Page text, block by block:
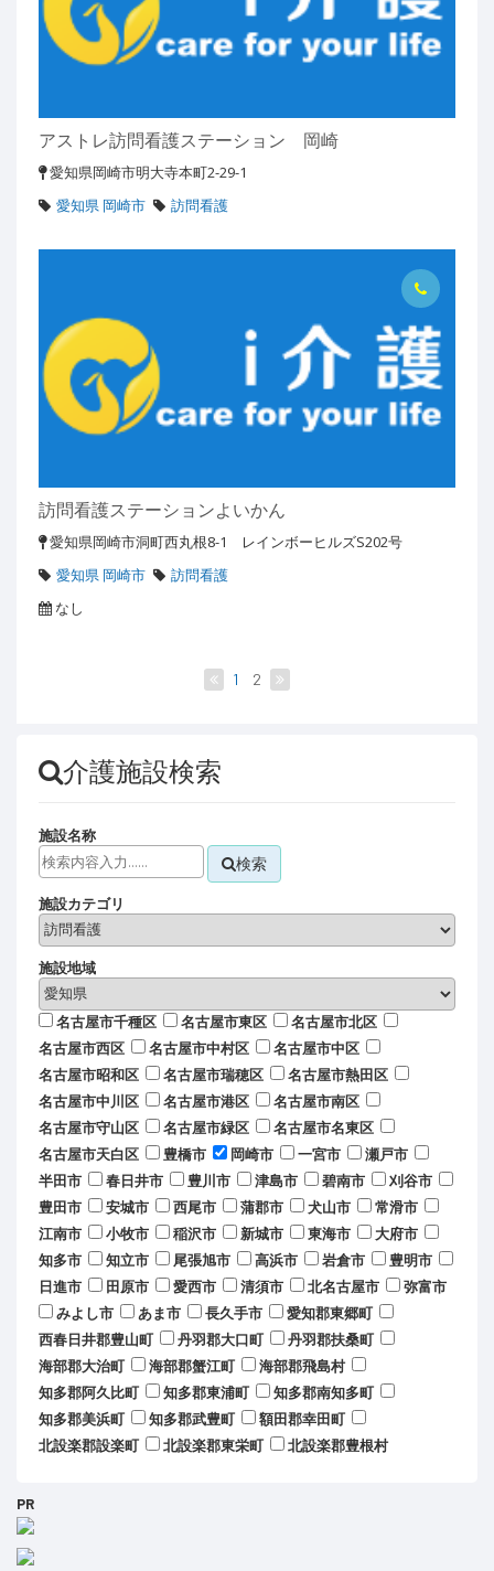
アストレ訪問看護ステーション 岡崎
愛知県岡崎市明大寺本町2-29-1
愛知県 岡崎市
訪問看護
訪問看護ステーションよいかん
愛知県岡崎市洞町西丸根8-1 レインボーヒルズS202号
愛知県 岡崎市
訪問看護
なし
1 2
介護施設検索
施設名称
検索
施設カテゴリ
施設地域
名古屋市千種区 名古屋市東区
名古屋市北区
名古屋市西区
名古屋市中村区
名古屋市中区
名古屋市昭和区
名古屋市瑞穂区
名古屋市熱田区
名古屋市中川区
名古屋市港区
名古屋市南区
名古屋市守山区
名古屋市緑区
名古屋市名東区
名古屋市天白区
豊橋市 岡崎市 一宮市
瀬戸市
半田市
春日井市 豊川市 津島市 碧南市
刈谷市
豊田市
安城市 西尾市 蒲郡市 犬山市
常滑市
江南市
小牧市 稲沢市 新城市 東海市
大府市
知多市
知立市 尾張旭市 高浜市 岩倉市
豊明市
日進市
田原市 愛西市 清須市 北名古屋市
弥富市
みよし市
あま市 長久手市
愛知郡東郷町
西春日井郡豊山町
丹羽郡大口町
丹羽郡扶桑町
海部郡大治町
海部郡蟹江町
海部郡飛島村
知多郡阿久比町
知多郡東浦町
知多郡南知多町
知多郡美浜町
知多郡武豊町
額田郡幸田町
北設楽郡設楽町
北設楽郡東栄町 北設楽郡豊根村
PR